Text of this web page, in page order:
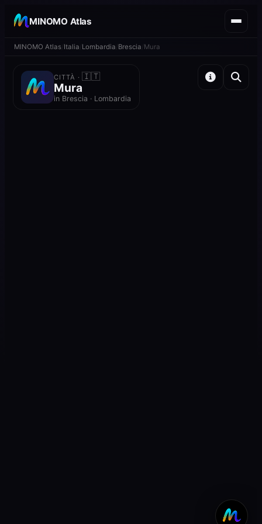
MINOMO Atlas
MINOMO Atlas Italia Lombardia Brescia Mura
CITTÀ ·🇮🇹
Mura
in Brescia · Lombardia